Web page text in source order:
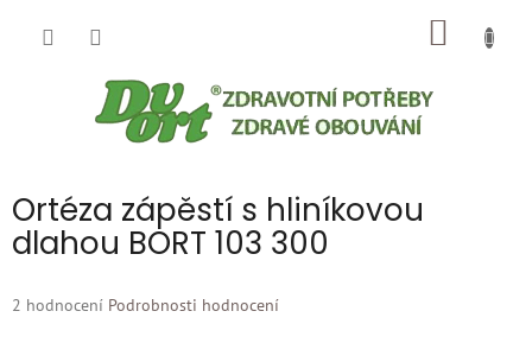
Ortéza zápěstí s hliníkovou
dlahou BORT 103 300
Průměrné
2 hodnocení Podrobnosti hodnocení